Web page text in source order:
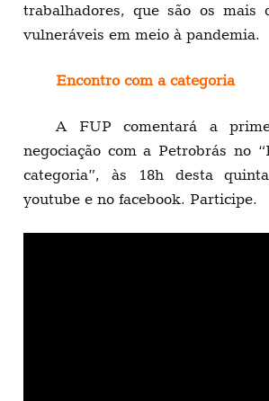
trabalhadores, que são os mais
vulneráveis em meio à pandemia.
Encontro com a categoria
A FUP comentará a
negociação com a Petrobrás no
categoria”, às 18h desta
youtube e no facebook. Participe.